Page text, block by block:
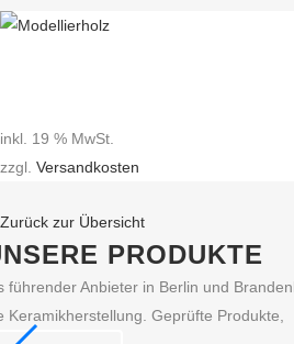
inkl. 19 % MwSt.
zzgl. Versandkosten
Zurück zur Übersicht
PRODUKTE
führender Anbieter in Berlin und
Keramikherstellung. Geprüfte Produkte,